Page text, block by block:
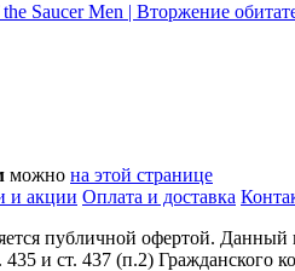
можно на этой странице
и акции Оплата и доставка
публичной офертой.
и ст. 437 (п.2) Гражданского